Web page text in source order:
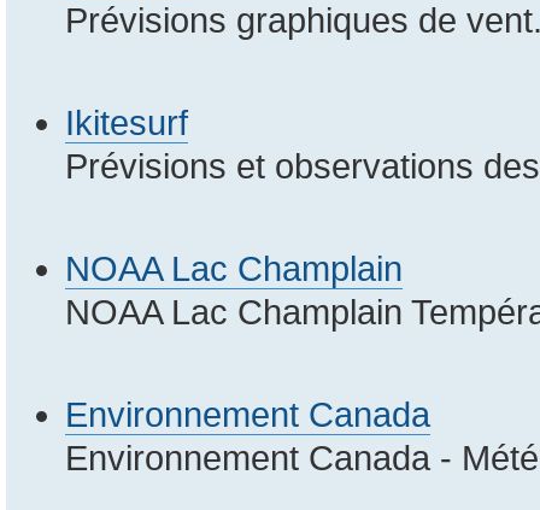
Prévisions graphiques de
Ikitesurf
Prévisions et observations
NOAA Lac Champlain
NOAA Lac Champlain
Environnement Canada
Environnement Canada -